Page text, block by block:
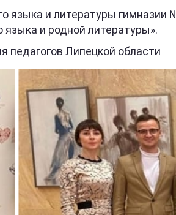
языка и литературы
языка и родной литературы».
педагогов Липецкой области